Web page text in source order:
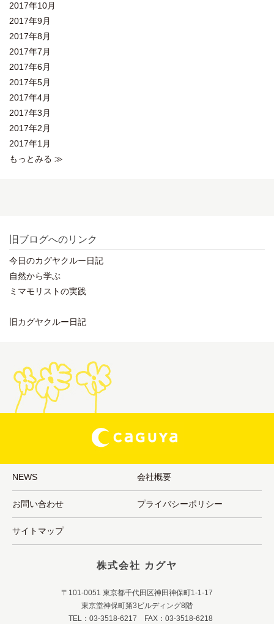
2017年10月
2017年9月
2017年8月
2017年7月
2017年6月
2017年5月
2017年4月
2017年3月
2017年2月
2017年1月
もっとみる ≫
旧ブログへのリンク
今日のカグヤクルー日記
自然から学ぶ
ミマモリストの実践
旧カグヤクルー日記
NEWS 会社概要
お問い合わせ プライバシーポリシー
サイトマップ
株式会社 カグヤ
〒101-0051 東京都千代田区神田神保町1-1-17
東京堂神保町第3ビルディング8階
TEL：03-3518-6217 FAX：03-3518-6218